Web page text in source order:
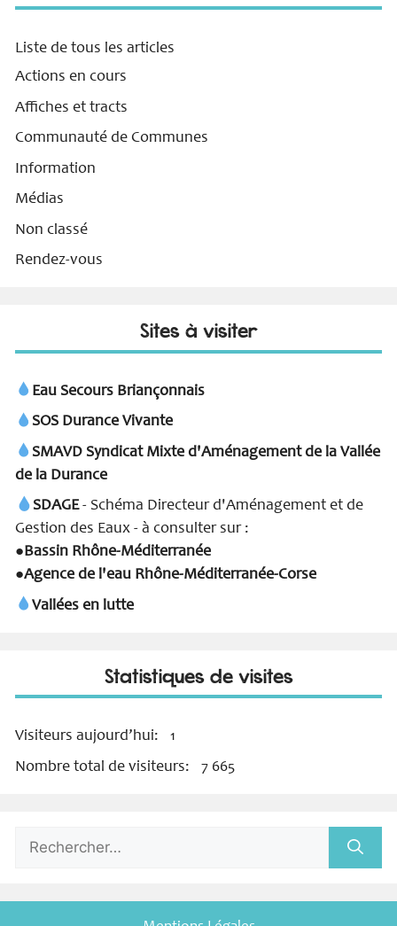
Liste de tous les articles
Actions en cours
Affiches et tracts
Communauté de Communes
Information
Médias
Non classé
Rendez-vous
Sites à visiter
Eau Secours Briançonnais
SOS Durance Vivante
SMAVD Syndicat Mixte d'Aménagement de la Vallée
de la Durance
SDAGE- Schéma Directeur d'Aménagement et de
Gestion des Eaux - à consulter sur :
●Bassin Rhône-Méditerranée
●Agence de l'eau Rhône-Méditerranée-Corse
Vallées en lutte
Statistiques de visites
Visiteurs aujourd’hui: 1
Nombre total de visiteurs: 7 665
Rechercher :